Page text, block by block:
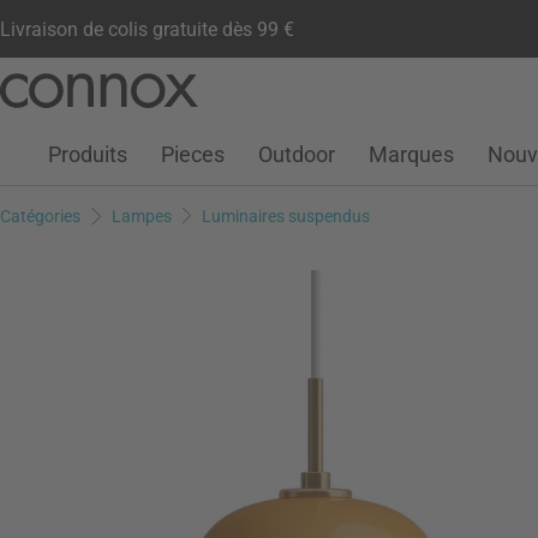
Livraison de colis gratuite dès 99 €
contenu
Compte clientListe de souhaits
Warenkorb
Produits Pieces Outdoor Marques
Catégories Lampes Luminaires suspendus